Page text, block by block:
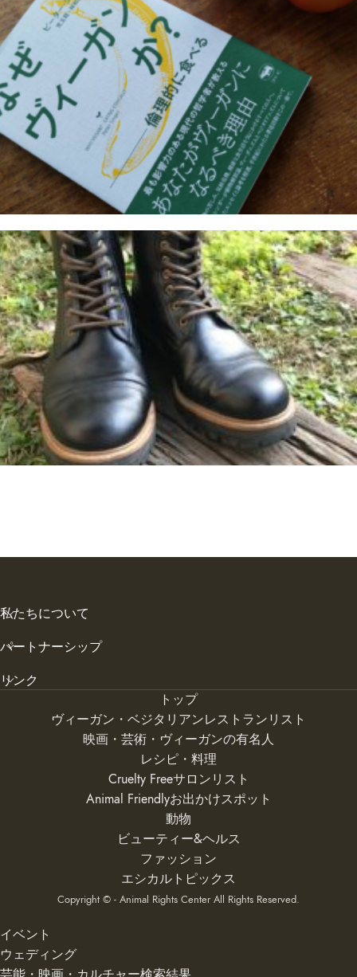
私たちについて
パートナーシップ
リンク
トップ
ヴィーガン・ベジタリアンレストランリスト
映画・芸術・ヴィーガンの有名人
レシピ・料理
Cruelty Freeサロンリスト
Animal Friendlyお出かけスポット
動物
ビューティー&ヘルス
ファッション
エシカルトピックス
Copyright © - Animal Rights Center All Rights Reserved.
イベント
ウェディング